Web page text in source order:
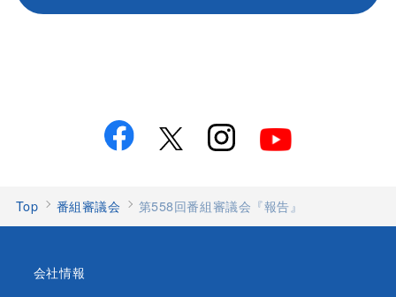
Top 番組審議会 第558回番組審議会『報告』
会社情報